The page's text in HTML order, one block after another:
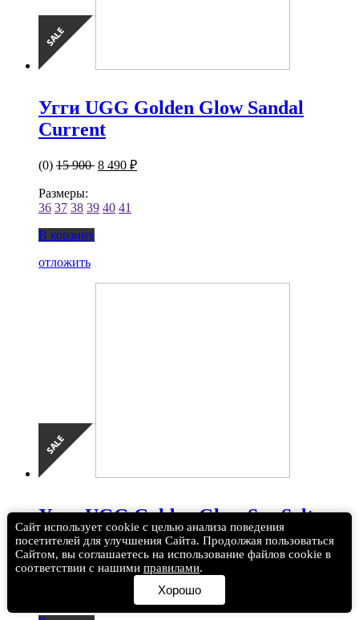
Угги UGG Golden Glow Sandal
Current
(0) 15 900 8 490 ₽
Размеры:
36 37 38 39 40 41
В корзину
отложить
Угги UGG Golden Glow Sea Salt
(0) 15 900 8 490 ₽
Сайт использует cookie с целью анализа поведения
посетителей для улучшения Сайта. Продолжая пользоваться
Сайтом, вы соглашаетесь на использование файлов cookie в
соответствии с нашими правилами.
Хорошо